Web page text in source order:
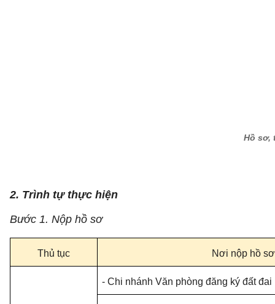
Hồ sơ,
2. Trình tự thực hiện
Bước 1. Nộp hồ sơ
Thủ tục Nơi nộp hồ sơ
- Chi nhánh Văn phòng đăng ký đất đai